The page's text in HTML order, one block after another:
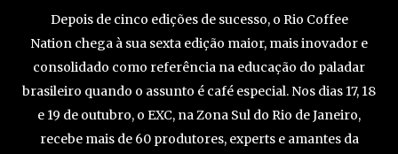
Depois de cinco edições de sucesso, o Rio Coffee
Nation chega à sua sexta edição maior, mais inovador e
consolidado como referência na educação do paladar
brasileiro quando o assunto é café especial. Nos dias 17, 18
e 19 de outubro, o EXC, na Zona Sul do Rio de Janeiro,
recebe mais de 60 produtores, experts e amantes da